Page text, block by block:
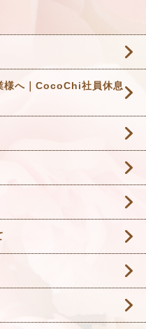
様へ｜CocoChi社員休息